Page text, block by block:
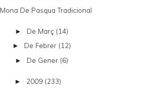
Mona De Pasqua Tradicional
► De Març (14)
► De Febrer (12)
► De Gener (6)
► 2009 (233)